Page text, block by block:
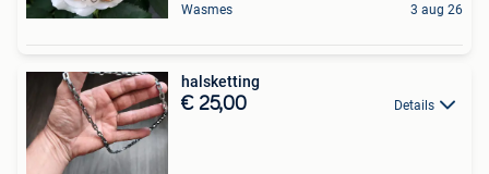
Wasmes 3 aug 26
halsketting
€ 25,00 Details